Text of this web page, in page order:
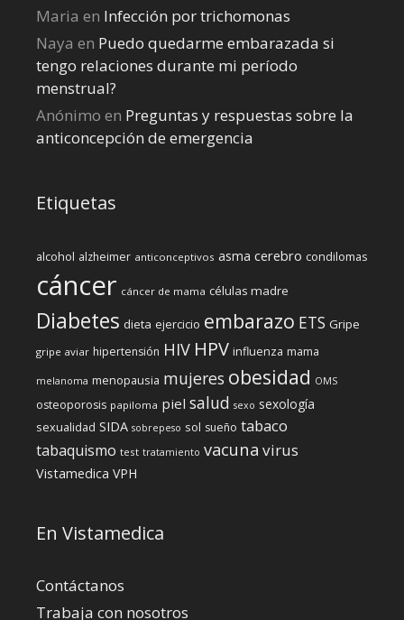
Maria en Infección por trichomonas
Naya en Puedo quedarme embarazada si
tengo relaciones durante mi perí­odo
menstrual?
Anónimo en Preguntas y respuestas sobre la
anticoncepción de emergencia
Etiquetas
alcohol alzheimer anticonceptivos asma cerebro condilomas
cáncer cáncer de mama células madre
Diabetes dieta ejercicio embarazo ETS Gripe
gripe aviar hipertensión HIV HPV influenza mama
melanoma menopausia mujeres obesidad OMS
osteoporosis papiloma piel salud sexo sexología
sexualidad SIDA sobrepeso sol sueño tabaco
tabaquismo test tratamiento vacuna virus
Vistamedica VPH
En Vistamedica
Contáctanos
Trabaja con nosotros